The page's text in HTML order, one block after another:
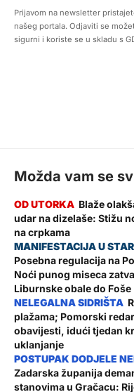
Prijavom na newsletter
našeg portala. Odjaviti se
sigurni i koriste se u skladu s
Možda vam se
Blaže
udar na dizelaše: Stižu
na crpkama
Posebna regulacija na
Noći punog miseca
Liburnske obale do Foše
plažama; Pomorski
obavijesti, idući tjedan
uklanjanje
Zadarska županija
stanovima u Gračacu: